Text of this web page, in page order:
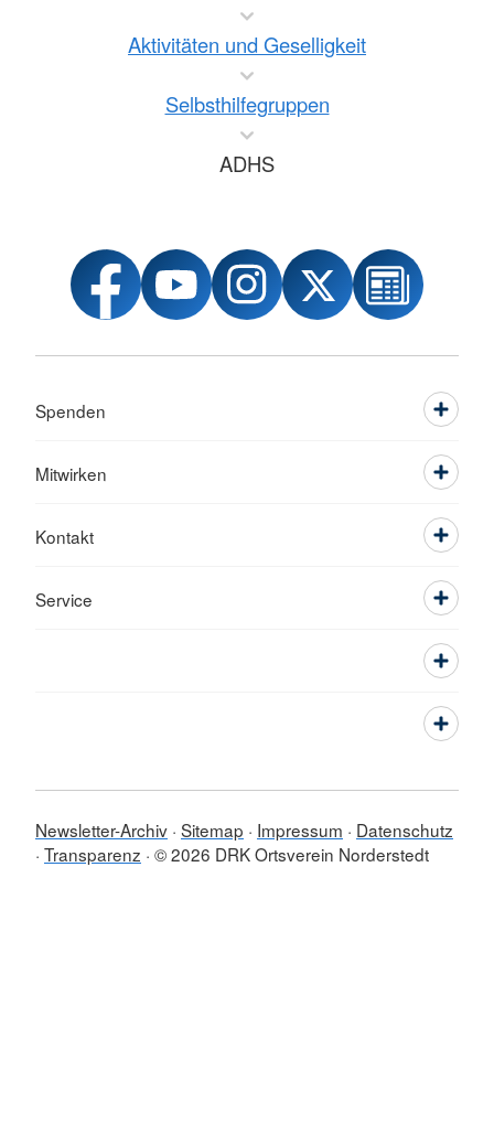
Aktivitäten und Geselligkeit
Selbsthilfegruppen
ADHS
Spenden
Mitwirken
Kontakt
Service
Newsletter-Archiv Sitemap Impressum
Datenschutz
Transparenz © 2026 DRK Ortsverein Norderstedt